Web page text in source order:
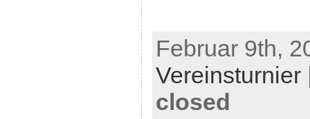
Februar 9th,
Vereinsturnier
closed